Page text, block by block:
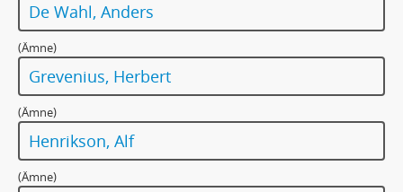
De Wahl, Anders
(Ämne)
Grevenius, Herbert
(Ämne)
Henrikson, Alf
(Ämne)